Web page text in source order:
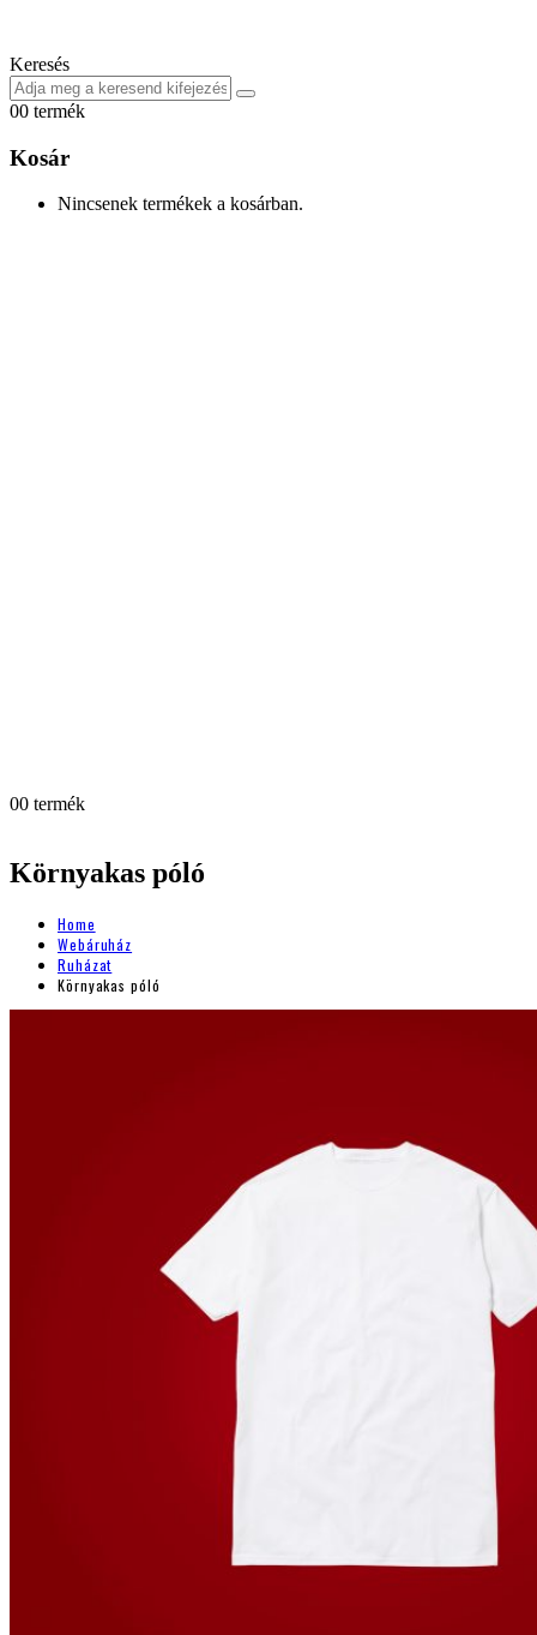
Keresés
00 termék
Kosár
Nincsenek termékek a kosárban.
00 termék
Környakas póló
Home
Webáruház
Ruházat
Környakas póló